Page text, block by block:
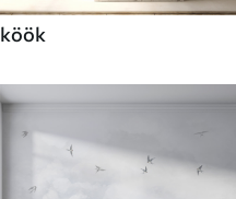
köök